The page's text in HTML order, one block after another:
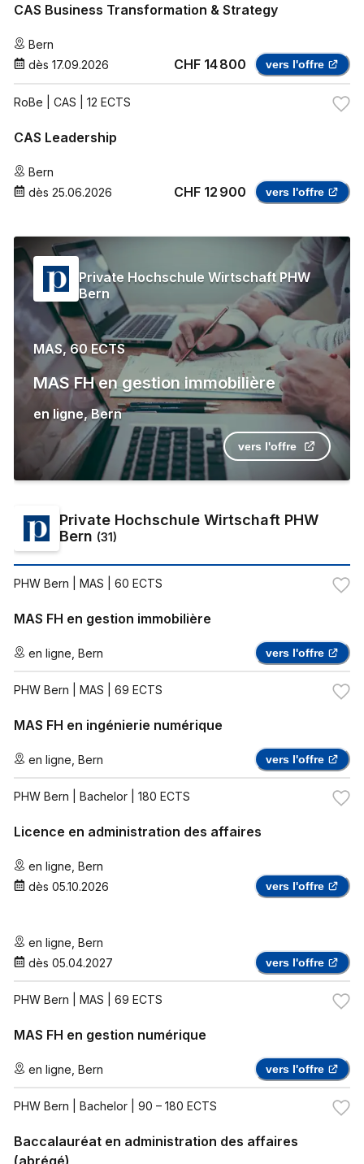
CAS Business Transformation & Strategy
Bern
dès 17.09.2026 CHF 14 800 vers l'offre
RoBe | CAS | 12 ECTS
CAS Leadership
Bern
dès 25.06.2026 CHF 12 900 vers l'offre
Private Hochschule Wirtschaft PHW
Bern
MAS, 60 ECTS
MAS FH en gestion immobilière
en ligne,Bern
vers l'offre
Private Hochschule Wirtschaft PHW
Bern (31)
PHW Bern | MAS | 60 ECTS
MAS FH en gestion immobilière
en ligne Bern vers l'offre
PHW Bern | MAS | 69 ECTS
MAS FH en ingénierie numérique
en ligne Bern vers l'offre
PHW Bern | Bachelor | 180 ECTS
Licence en administration des affaires
en ligne Bern
dès 05.10.2026 vers l'offre
en ligne Bern
dès 05.04.2027 vers l'offre
PHW Bern | MAS | 69 ECTS
MAS FH en gestion numérique
en ligne Bern vers l'offre
PHW Bern | Bachelor | 90 – 180 ECTS
Baccalauréat en administration des affaires
(abrégé)